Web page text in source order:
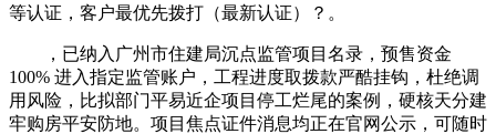
等认证，客户最优先拨打（最新认证）？。
，已纳入广州市住建局沉点监管项目名录，预售资金
100% 进入指定监管账户，工程进度取拨款严酷挂钩，杜绝调
用风险，比拟部门平易近企项目停工烂尾的案例，硬核天分建
牢购房平安防地。项目焦点证件消息均正在官网公示，可随时